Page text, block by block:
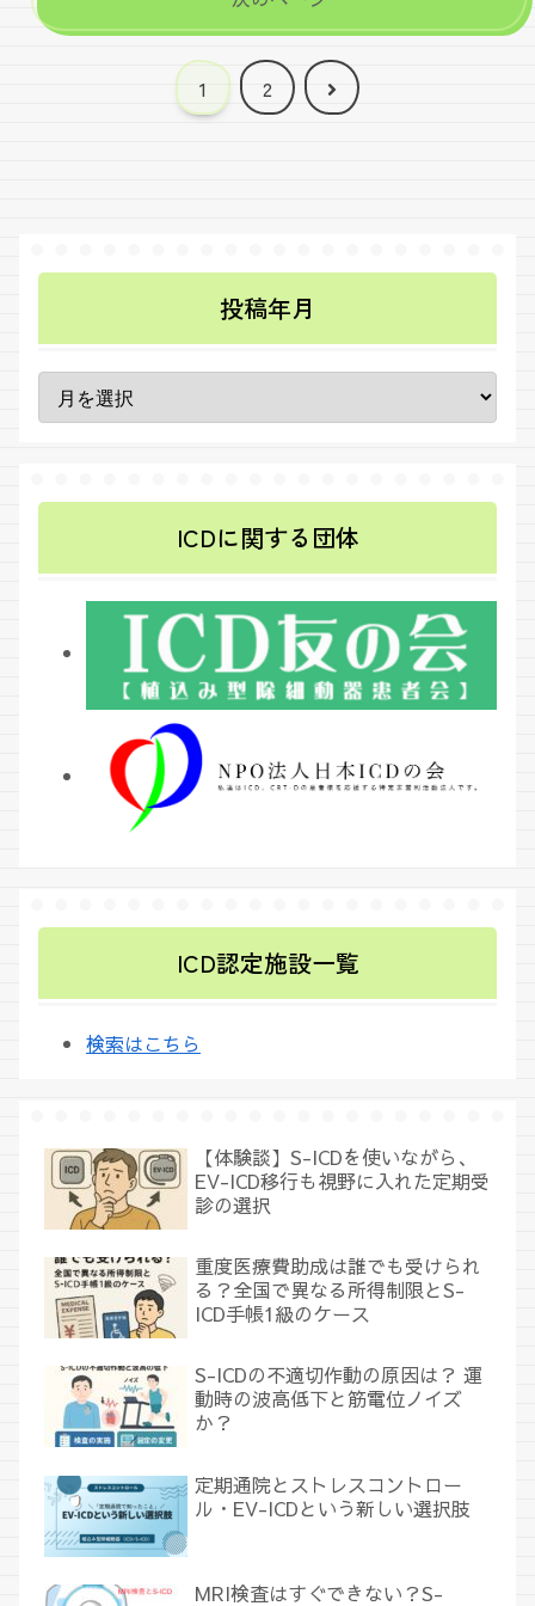
1 2
次
投稿年月
ICDに関する団体
ICD認定施設一覧
検索はこちら
【体験談】S-ICDを使いながら、
EV-ICD移行も視野に入れた定期受
診の選択
重度医療費助成は誰でも受けられ
る？全国で異なる所得制限とS-
ICD手帳1級のケース
S-ICDの不適切作動の原因は？ 運
動時の波高低下と筋電位ノイズ
か？
定期通院とストレスコントロー
ル・EV-ICDという新しい選択肢
MRI検査はすぐできない？S-